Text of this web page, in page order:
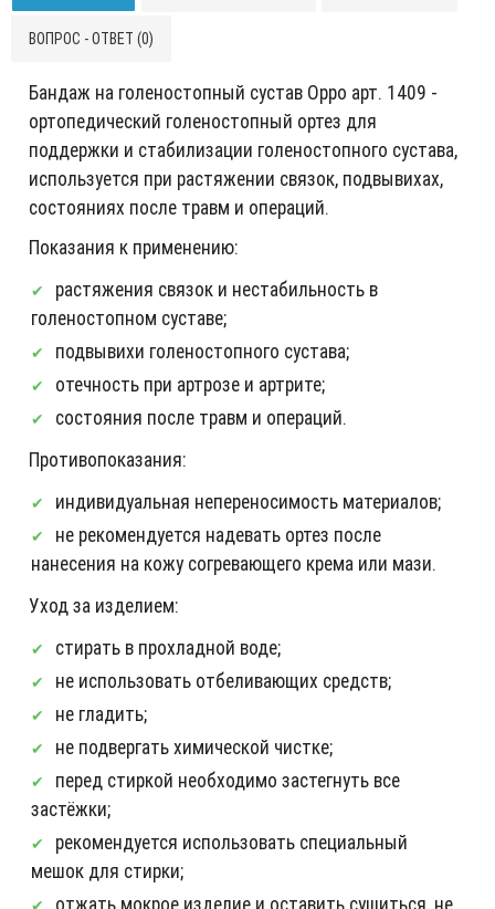
ВОПРОС - ОТВЕТ (0)
Бандаж на голеностопный сустав Oppo арт. 1409 -
ортопедический голеностопный ортез для
поддержки и стабилизации голеностопного сустава,
используется при растяжении связок, подвывихах,
состояниях после травм и операций.
Показания к применению:
растяжения связок и нестабильность в
голеностопном суставе;
подвывихи голеностопного сустава;
отечность при артрозе и артрите;
состояния после травм и операций.
Противопоказания:
индивидуальная непереносимость материалов;
не рекомендуется надевать ортез после
нанесения на кожу согревающего крема или мази.
Уход за изделием:
стирать в прохладной воде;
не использовать отбеливающих средств;
не гладить;
не подвергать химической чистке;
перед стиркой необходимо застегнуть все
застёжки;
рекомендуется использовать специальный
мешок для стирки;
отжать мокрое изделие и оставить сушиться, не